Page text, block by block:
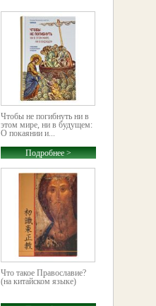
Чтобы не погибнуть ни в
этом мире, ни в будущем:
О покаянии и...
Подробнее >
Что такое Православие?
(на китайском языке)